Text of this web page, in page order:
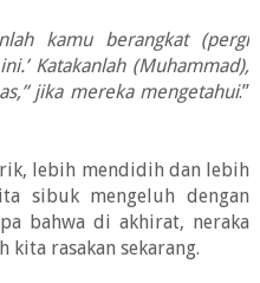
kamu berangkat (pergi
Katakanlah (Muhammad),
jika mereka mengetahui.”
lebih mendidih dan lebih
sibuk mengeluh dengan
bahwa di akhirat, neraka
kita rasakan sekarang.